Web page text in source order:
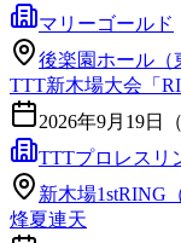
マリーゴールド
後楽園ホール（
TTT新木場大会「
2026年9月19日（
TTTプロレスリ
新木場1stRING
烽夏連天